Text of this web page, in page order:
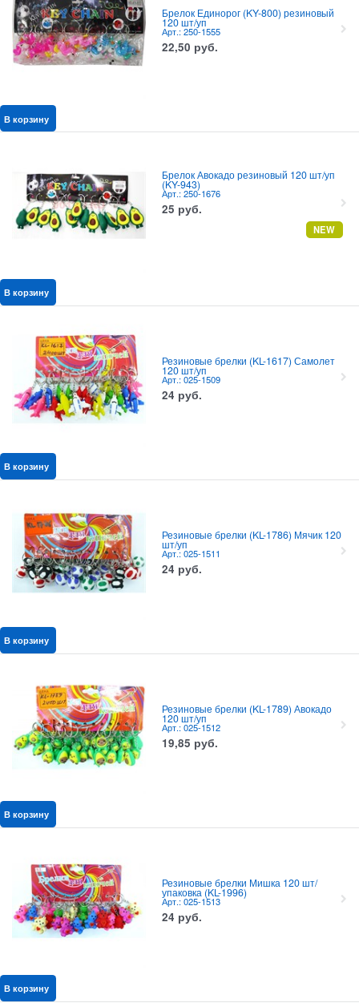
Брелок Единорог (KY-800) резиновый
120 шт/уп
Арт.: 250-1555
22,50 руб.
В корзину
Брелок Авокадо резиновый 120 шт/уп
(KY-943)
Арт.: 250-1676
25 руб.
NEW
В корзину
Резиновые брелки (KL-1617) Самолет
120 шт/уп
Арт.: 025-1509
24 руб.
В корзину
Резиновые брелки (KL-1786) Мячик 120
шт/уп
Арт.: 025-1511
24 руб.
В корзину
Резиновые брелки (KL-1789) Авокадо
120 шт/уп
Арт.: 025-1512
19,85 руб.
В корзину
Резиновые брелки Мишка 120 шт/
упаковка (KL-1996)
Арт.: 025-1513
24 руб.
В корзину